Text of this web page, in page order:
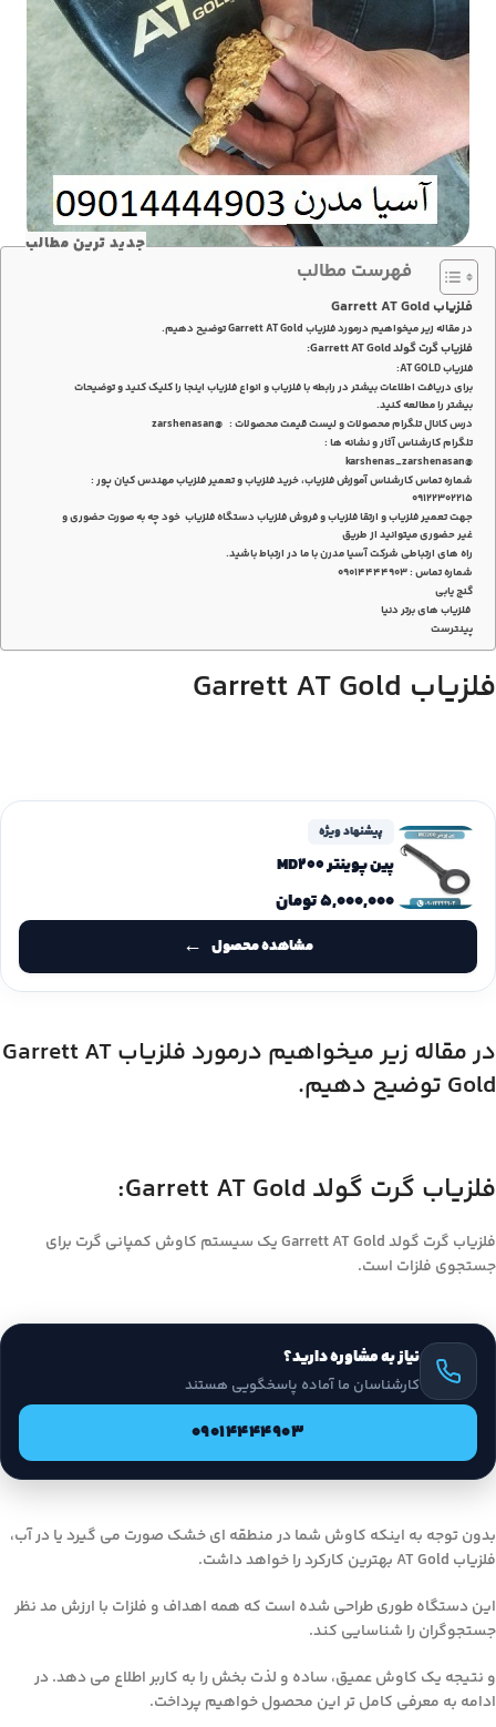
جدید ترین مطالب
فهرست مطالب
فلزیاب Garrett AT Gold
در مقاله زیر میخواهیم درمورد فلزیاب Garrett AT Gold توضیح دهیم.
فلزیاب گرت گولد Garrett AT Gold:
فلزیاب AT GOLD:
برای دریافت اطلاعات بیشتر در رابطه با فلزیاب و انواع فلزیاب اینجا را کلیک کنید و توضیحات
بیشتر را مطالعه کنید.
درس کانال تلگرام محصولات و لیست قیمت محصولات : @zarshenasan
تلگرام کارشناس آثار و نشانه ها :
@karshenas_zarshenasan
شماره تماس کارشناس آموزش فلزیاب، خرید فلزیاب و تعمیر فلزیاب مهندس کیان پور :
۰۹۱۲۲۳۰۲۲۱۵
جهت تعمیر فلزیاب و ارتقا فلزیاب و فروش فلزیاب دستگاه فلزیاب خود چه به صورت حضوری و
غیر حضوری میتوانید از طریق
راه های ارتباطی شرکت آسیا مدرن با ما در ارتباط باشید.
شماره تماس : 09014444903
گنج یابی
فلزیاب های برتر دنیا
پینترست
فلزیاب Garrett AT Gold
پیشنهاد ویژه
پین پوینتر MD200
۵,۰۰۰,۰۰۰تومان
مشاهده محصول
در مقاله زیر میخواهیم درمورد فلزیاب Garrett AT
Gold توضیح دهیم.
فلزیاب گرت گولد Garrett AT Gold:
فلزیاب گرت گولد Garrett AT Gold یک سیستم کاوش کمپانی گرت برای
جستجوی فلزات است.
نیاز به مشاوره دارید؟
کارشناسان ما آماده پاسخگویی هستند
09014444903
بدون توجه به اینکه کاوش شما در منطقه ای خشک صورت می گیرد یا در آب،
فلزیاب AT Gold بهترین کارکرد را خواهد داشت.
این دستگاه طوری طراحی شده است که همه اهداف و فلزات با ارزش مد نظر
جستجوگران را شناسایی کند.
و نتیجه یک کاوش عمیق، ساده و لذت بخش را به کاربر اطلاع می دهد. در
ادامه به معرفی کامل تر این محصول خواهیم پرداخت.